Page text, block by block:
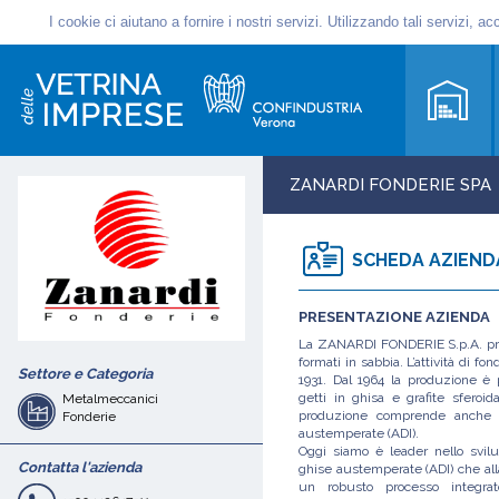
Settore e Categoria
Metalmeccanici
Fonderie
Contatta l'azienda
ZANARDI FONDERIE SPA
SCHEDA
PRESENTAZIONE AZIENDA
La ZANARDI FONDERIE S.p.A.
formati in sabbia. L’attività di
1931. Dal 1964 la produzione
getti in ghisa e grafite
produzione comprende
austemperate (ADI).
Oggi siamo è leader nello
ghise austemperate (ADI) che
un robusto processo